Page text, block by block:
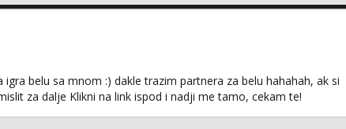
belu sa mnom :) dakle trazim partnera za belu hahahah, ak si
za dalje Klikni na link ispod i nadji me tamo, cekam te!